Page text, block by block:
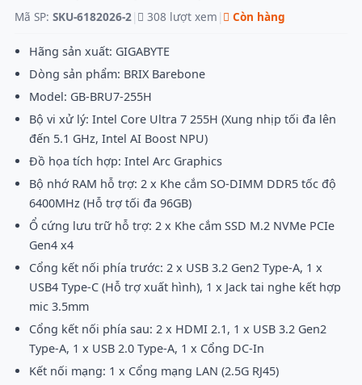
Mã SP: SKU-6182026-2| 308 lượt xem | Còn hàng
Hãng sản xuất: GIGABYTE
Dòng sản phẩm: BRIX Barebone
Model: GB-BRU7-255H
Bộ vi xử lý: Intel Core Ultra 7 255H (Xung nhịp tối đa lên
đến 5.1 GHz, Intel AI Boost NPU)
Đồ họa tích hợp: Intel Arc Graphics
Bộ nhớ RAM hỗ trợ: 2 x Khe cắm SO-DIMM DDR5 tốc độ
6400MHz (Hỗ trợ tối đa 96GB)
Ổ cứng lưu trữ hỗ trợ: 2 x Khe cắm SSD M.2 NVMe PCIe
Gen4 x4
Cổng kết nối phía trước: 2 x USB 3.2 Gen2 Type-A, 1 x
USB4 Type-C (Hỗ trợ xuất hình), 1 x Jack tai nghe kết hợp
mic 3.5mm
Cổng kết nối phía sau: 2 x HDMI 2.1, 1 x USB 3.2 Gen2
Type-A, 1 x USB 2.0 Type-A, 1 x Cổng DC-In
Kết nối mạng: 1 x Cổng mạng LAN (2.5G RJ45)